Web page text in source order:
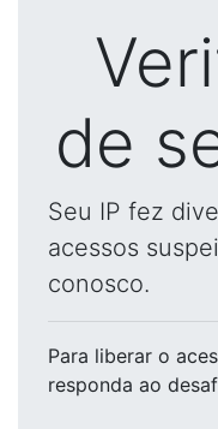
de
Seu IP fez
acessos
conosco.
Para liberar o
responda ao